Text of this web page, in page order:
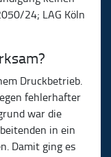
24; LAG Köln
Druckbetrieb.
fehlerhafter
war die
in ein
Damit ging es